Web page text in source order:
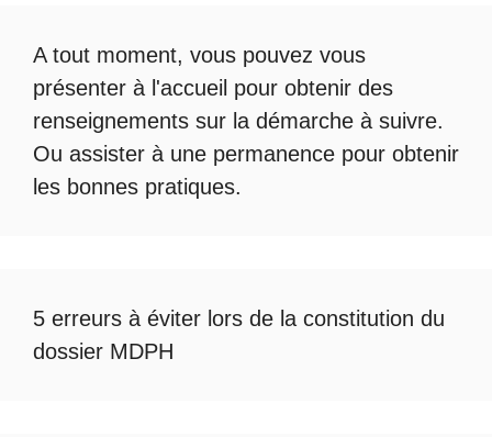
A tout moment, vous pouvez vous
présenter à l'accueil pour obtenir des
renseignements sur la démarche à suivre.
Ou assister à une permanence pour obtenir
les bonnes pratiques.
5 erreurs à éviter lors de la constitution du
dossier MDPH